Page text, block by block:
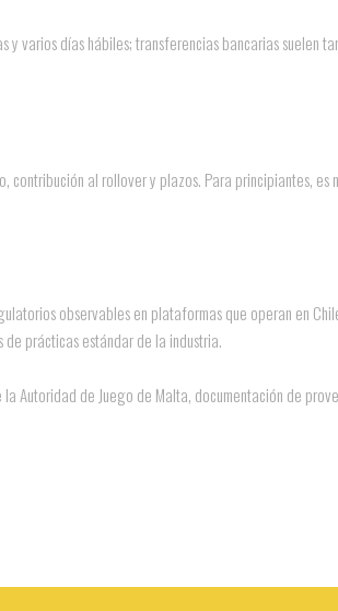
días hábiles; transferencias bancarias suelen
contribución al rollover y plazos. Para principiantes,
observables en plataformas que operan en
prácticas estándar de la industria.
Autoridad de Juego de Malta, documentación de